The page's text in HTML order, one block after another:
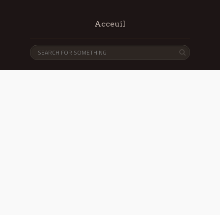
Acceuil